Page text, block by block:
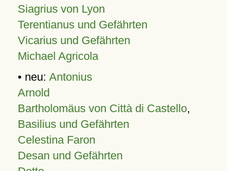
Siagrius von Lyon
Terentianus und Gefährten
Vicarius und Gefährten
Michael Agricola
• neu: Antonius
Arnold
Bartholomäus von Città di Castello,
Basilius und Gefährten
Celestina Faron
Desan und Gefährten